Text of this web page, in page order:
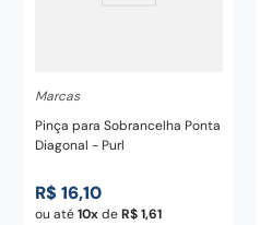
Marcas
Pinça para Sobrancelha Ponta
Diagonal - Purl
R$ 16,10
ou até10 deR$ 1,61